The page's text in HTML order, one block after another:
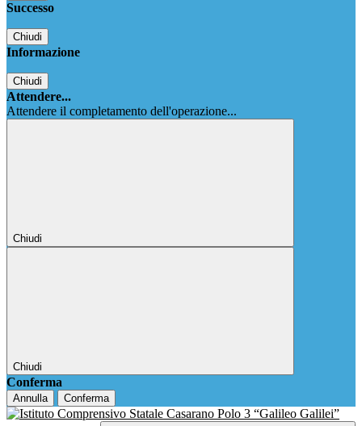
Successo
Chiudi
Informazione
Chiudi
Attendere...
Attendere il completamento dell'operazione...
Chiudi
Chiudi
Conferma
Annulla Conferma